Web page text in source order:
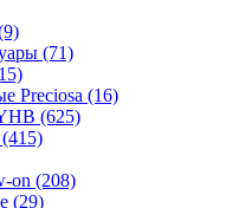
(71)
Preciosa (16)
(625)
on (208)
(29)